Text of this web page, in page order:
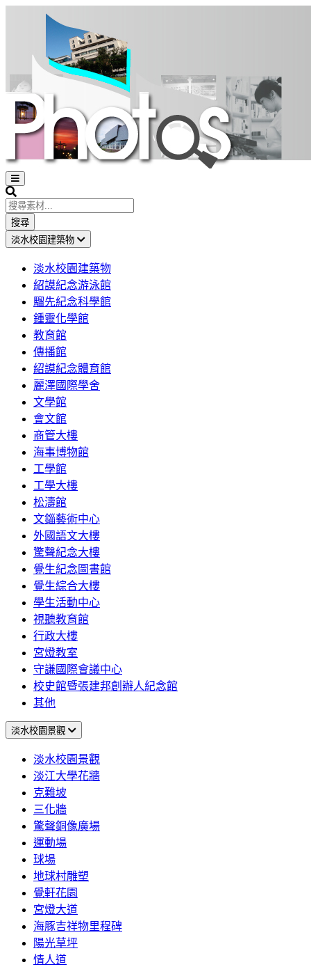
Open
sidebar
Search
搜尋
淡水校園建築物
淡水校園建築物
紹謨紀念游泳館
騮先紀念科學館
鍾靈化學館
教育館
傳播館
紹謨紀念體育館
麗澤國際學舍
文學館
會文館
商管大樓
海事博物館
工學館
工學大樓
松濤館
文錙藝術中心
外國語文大樓
驚聲紀念大樓
覺生紀念圖書館
覺生綜合大樓
學生活動中心
視聽教育館
行政大樓
宮燈教室
守謙國際會議中心
校史館暨張建邦創辦人紀念館
其他
淡水校園景觀
淡水校園景觀
淡江大學花牆
克難坡
三化牆
驚聲銅像廣場
運動場
球場
地球村雕塑
覺軒花園
宮燈大道
海豚吉祥物里程碑
陽光草坪
情人道